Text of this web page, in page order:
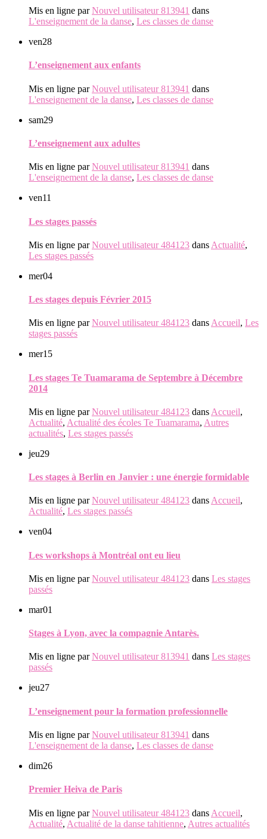
Mis en ligne parNouvel utilisateur 813941 dans
L'enseignement de la danse, Les classes de danse
ven28
L’enseignement aux enfants
Mis en ligne parNouvel utilisateur 813941 dans
L'enseignement de la danse, Les classes de danse
sam29
L’enseignement aux adultes
Mis en ligne parNouvel utilisateur 813941 dans
L'enseignement de la danse, Les classes de danse
ven11
Les stages passés
Mis en ligne parNouvel utilisateur 484123 dans Actualité,
Les stages passés
mer04
Les stages depuis Février 2015
Mis en ligne parNouvel utilisateur 484123 dans Accueil, Les
stages passés
mer15
Les stages Te Tuamarama de Septembre à Décembre
2014
Mis en ligne parNouvel utilisateur 484123 dans Accueil,
Actualité, Actualité des écoles Te Tuamarama, Autres
actualités, Les stages passés
jeu29
Les stages à Berlin en Janvier : une énergie formidable
Mis en ligne parNouvel utilisateur 484123 dans Accueil,
Actualité, Les stages passés
ven04
Les workshops à Montréal ont eu lieu
Mis en ligne parNouvel utilisateur 484123 dans Les stages
passés
mar01
Stages à Lyon, avec la compagnie Antarès.
Mis en ligne parNouvel utilisateur 813941 dans Les stages
passés
jeu27
L’enseignement pour la formation professionnelle
Mis en ligne parNouvel utilisateur 813941 dans
L'enseignement de la danse, Les classes de danse
dim26
Premier Heiva de Paris
Mis en ligne parNouvel utilisateur 484123 dans Accueil,
Actualité, Actualité de la danse tahitienne, Autres actualités